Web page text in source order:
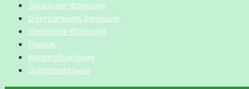
Западная Франция
Центральная Франция
Северная Франция
Париж
Великобритания
Дополнительно